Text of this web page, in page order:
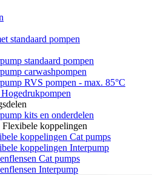
standaard pompen
standaard pompen
carwashpompen
RVS pompen - max. 85°C
kits en onderdelen
Flexibele koppelingen
koppelingen Cat pumps
koppelingen Interpump
Cat pumps
Interpump